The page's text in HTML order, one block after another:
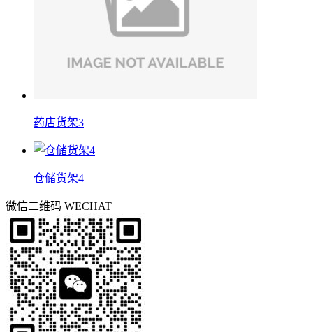
药店货架3
仓储货架4
微信二维码 WECHAT